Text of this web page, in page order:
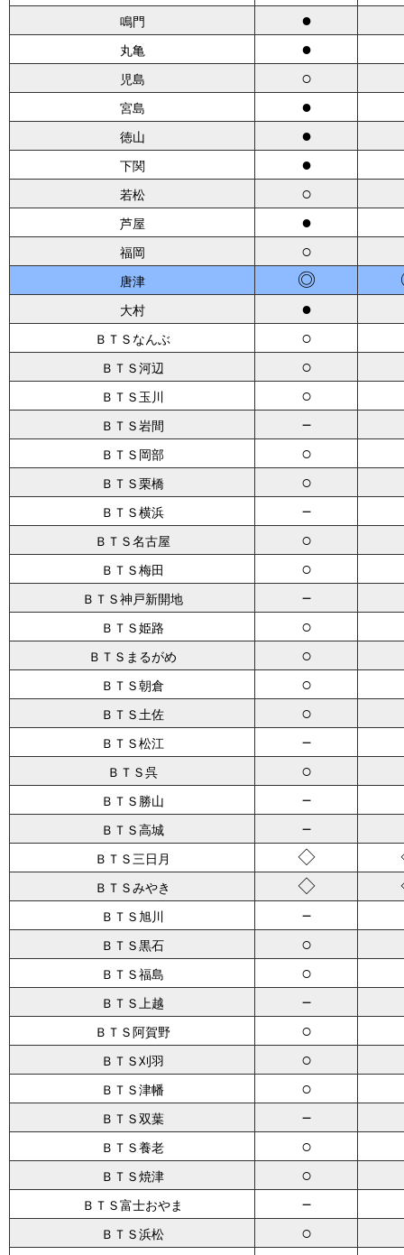
鳴門 ●
丸亀 ●
児島 ○
宮島 ●
徳山 ●
下関 ●
若松 ○
芦屋 ●
福岡 ○
唐津 ◎
大村 ●
ＢＴＳなんぶ ○
ＢＴＳ河辺 ○
ＢＴＳ玉川 ○
ＢＴＳ岩間 －
ＢＴＳ岡部 ○
ＢＴＳ栗橋 ○
ＢＴＳ横浜 －
ＢＴＳ名古屋 ○
ＢＴＳ梅田 ○
ＢＴＳ神戸新開地 －
ＢＴＳ姫路 ○
ＢＴＳまるがめ ○
ＢＴＳ朝倉 ○
ＢＴＳ土佐 ○
ＢＴＳ松江 －
ＢＴＳ呉 ○
ＢＴＳ勝山 －
ＢＴＳ高城 －
ＢＴＳ三日月 ◇
ＢＴＳみやき ◇
ＢＴＳ旭川 －
ＢＴＳ黒石 ○
ＢＴＳ福島 ○
ＢＴＳ上越 －
ＢＴＳ阿賀野 ○
ＢＴＳ刈羽 ○
ＢＴＳ津幡 ○
ＢＴＳ双葉 －
ＢＴＳ養老 ○
ＢＴＳ焼津 ○
ＢＴＳ富士おやま －
ＢＴＳ浜松 ○